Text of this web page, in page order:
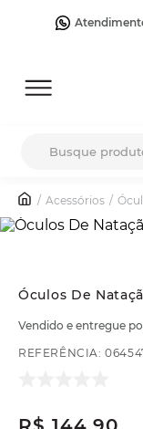
Acessórios
Óculos De
Vendido e entregue
REFERÊNCIA: